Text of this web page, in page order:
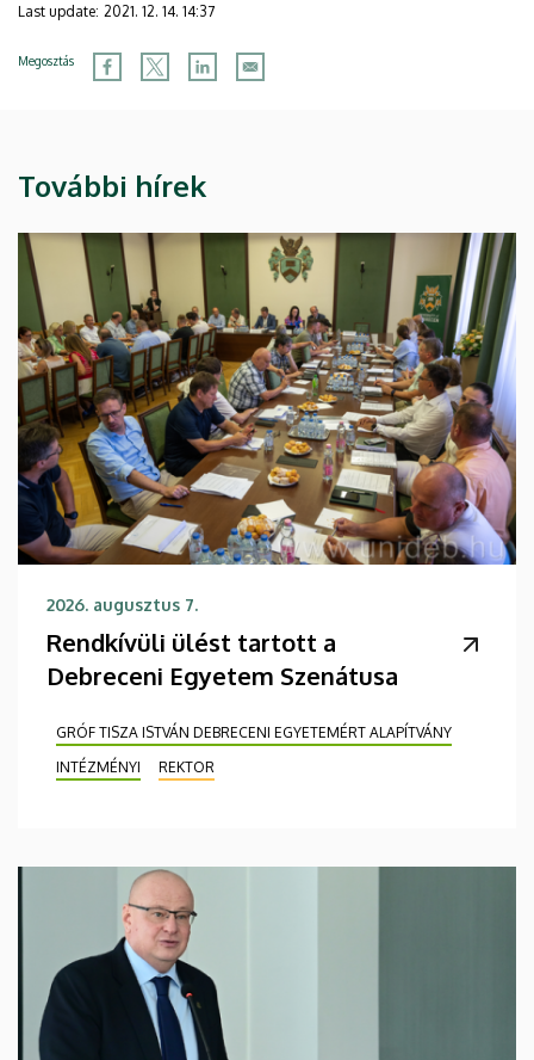
Last update: 2021. 12. 14. 14:37
Megosztás
További hírek
2026. augusztus 7.
Rendkívüli ülést tartott a
Debreceni Egyetem Szenátusa
GRÓF TISZA ISTVÁN DEBRECENI EGYETEMÉRT ALAPÍTVÁNY
INTÉZMÉNYI
REKTOR